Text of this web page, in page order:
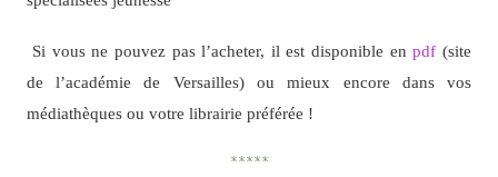
Si vous ne pouvez pas l’acheter, il est disponible enpdf (site
de l’académie de Versailles) ou mieux encore dans vos
médiathèques ou votre librairie préférée !
*****